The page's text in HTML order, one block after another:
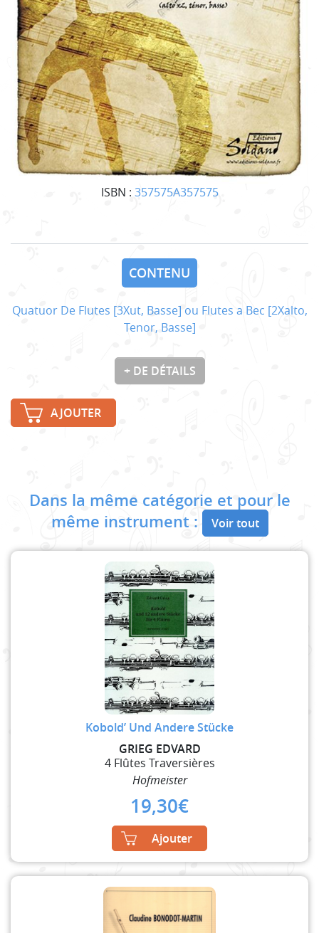
ISBN : 357575A357575
CONTENU
Quatuor De Flutes [3Xut, Basse] ou Flutes a Bec [2Xalto,
Tenor, Basse]
+ DE DÉTAILS
AJOUTER
Dans la même catégorie et pour le
même instrument :
Voir tout
Kobold’ Und Andere Stücke
GRIEG EDVARD
4 Flûtes Traversières
Hofmeister
19,30€
Ajouter